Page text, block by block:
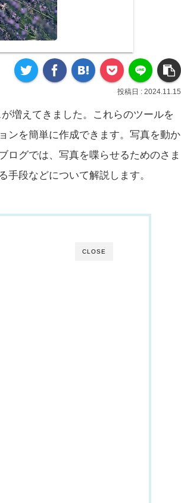
2024.11.15
増えてきました。これらのツールを
ンを簡単に作成できます。写真を動か
ログでは、写真を喋らせるためのさま
段などについて解説します。
CLOSE